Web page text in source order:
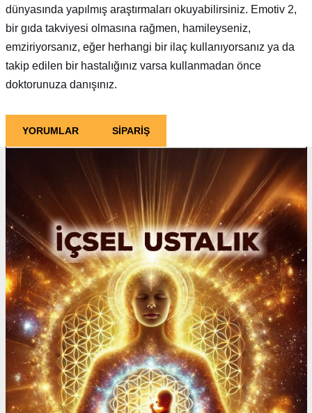
dünyasında yapılmış araştırmaları okuyabilirsiniz. Emotiv 2,
bir gıda takviyesi olmasına rağmen, hamileyseniz,
emziriyorsanız, eğer herhangi bir ilaç kullanıyorsanız ya da
takip edilen bir hastalığınız varsa kullanmadan önce
doktorunuza danışınız.
YORUMLAR SİPARİŞ